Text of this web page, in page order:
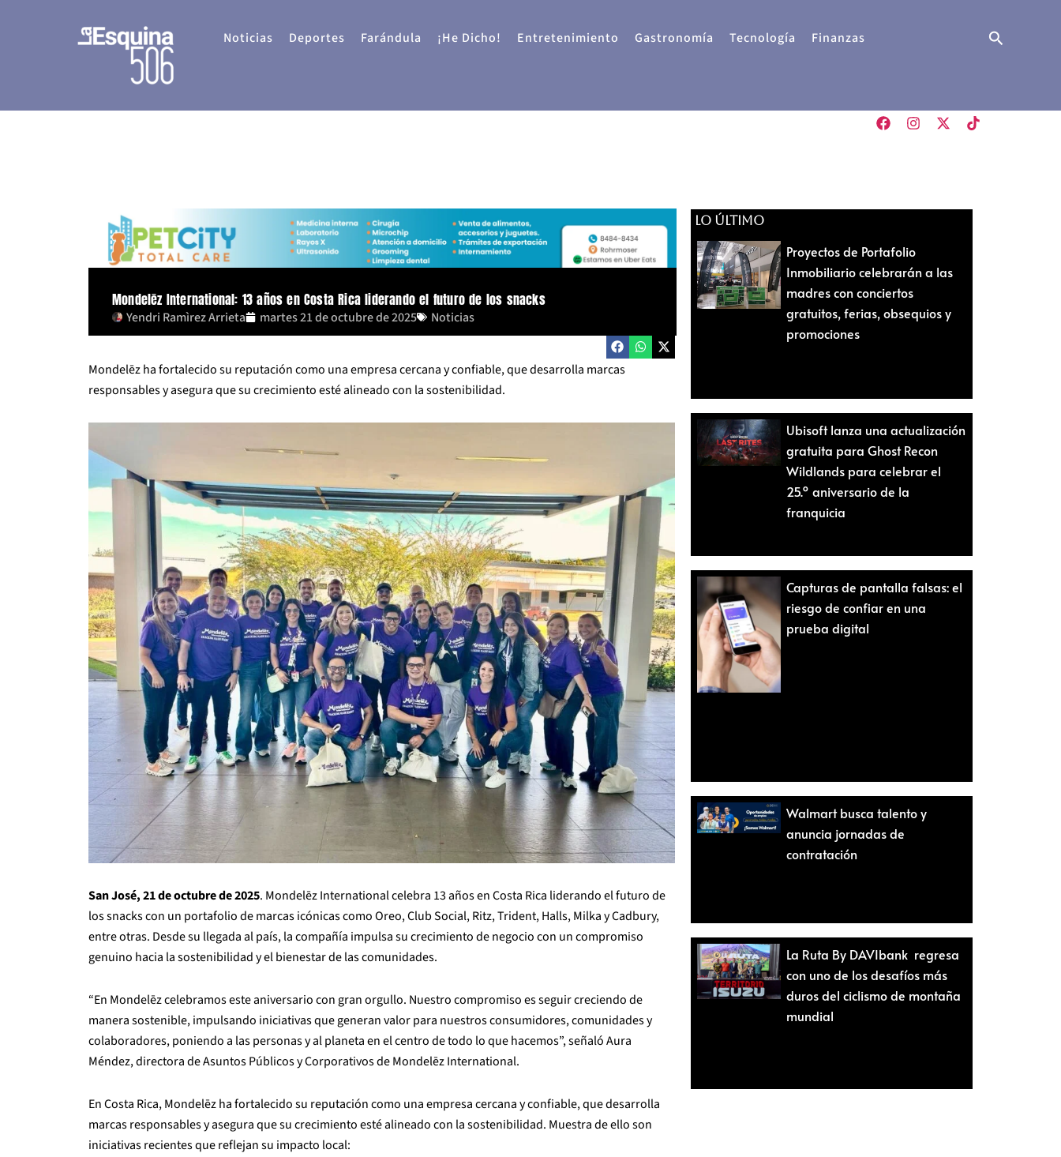
Noticias Deportes Farándula ¡He Dicho! Entretenimiento Gastronomía Tecnología Finanzas Buscar
Mondelēz International: 13 años en Costa Rica liderando el futuro de los snacks
Yendri Ramìrez Arrieta martes 21 de octubre de 2025 Noticias
Mondelēz ha fortalecido su reputación como una empresa cercana y confiable, que desarrolla marcas
responsables y asegura que su crecimiento esté alineado con la sostenibilidad.
San José, 21 de octubre de 2025. Mondelēz International celebra 13 años en Costa Rica liderando el futuro de
los snacks con un portafolio de marcas icónicas como Oreo, Club Social, Ritz, Trident, Halls, Milka y Cadbury,
entre otras. Desde su llegada al país, la compañía impulsa su crecimiento de negocio con un compromiso
genuino hacia la sostenibilidad y el bienestar de las comunidades.
“En Mondelēz celebramos este aniversario con gran orgullo. Nuestro compromiso es seguir creciendo de
manera sostenible, impulsando iniciativas que generan valor para nuestros consumidores, comunidades y
colaboradores, poniendo a las personas y al planeta en el centro de todo lo que hacemos”, señaló Aura
Méndez, directora de Asuntos Públicos y Corporativos de Mondelēz International.
En Costa Rica, Mondelēz ha fortalecido su reputación como una empresa cercana y confiable, que desarrolla
marcas responsables y asegura que su crecimiento esté alineado con la sostenibilidad. Muestra de ello son
iniciativas recientes que reflejan su impacto local:
LO ÚLTIMO
Proyectos de Portafolio
Inmobiliario celebrarán a las
madres con conciertos
gratuitos, ferias, obsequios y
promociones
Ubisoft lanza una actualización
gratuita para Ghost Recon
Wildlands para celebrar el
25.º aniversario de la
franquicia
Capturas de pantalla falsas: el
riesgo de confiar en una
prueba digital
Walmart busca talento y
anuncia jornadas de
contratación
La Ruta By DAVIbank regresa
con uno de los desafíos más
duros del ciclismo de montaña
mundial